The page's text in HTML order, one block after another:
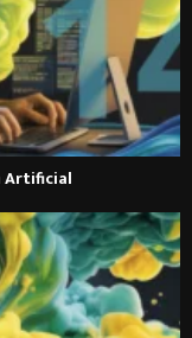
Artificial